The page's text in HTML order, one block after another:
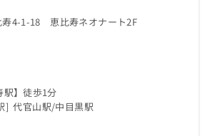
寿4-1-18 恵比寿ネオナート2F
駅】徒歩1分
代官山駅 中目黒駅